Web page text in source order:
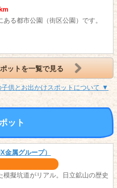
ある都市公園（街区公園）です。
ットを一覧で見る
供とお出かけスポットについて ▼
ット
金属グループ）
模擬坑道がリアル。日立鉱山の歴史